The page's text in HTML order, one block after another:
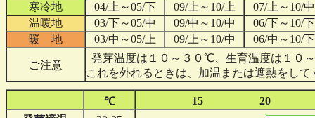
寒冷地
04/上～05/下 09/上～10/上
07/上～10/中
温暖地
03/下～05/中 09/中～10/中
06/下～10/下
暖 地
03/中～05/上 09/上～10/中 06/中～10/下
ご注意
発芽温度は１０～３０℃、生育温度は１０
これを外れるときは、加温または遮熱をして
℃ 15
20